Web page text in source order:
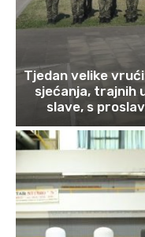
Tjedan velike
sjećanja, trajnih
slave, s